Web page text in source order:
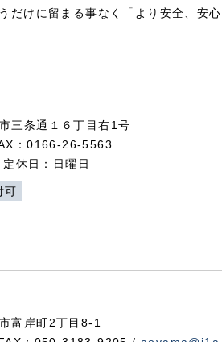
だけに留まる事なく「より安全、安
三条通１６丁目右1号
：0166-26-5563
休日：日曜日
可
富岸町2丁目 8-1